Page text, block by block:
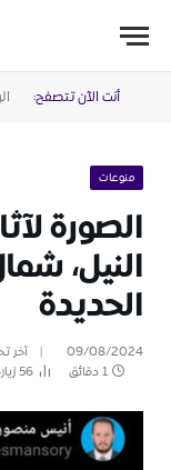
أنت الآن تتصفح:
منوعات
الصورة
النيل،
الحديدة
09/08/2024 آخر
1 دقائق
56